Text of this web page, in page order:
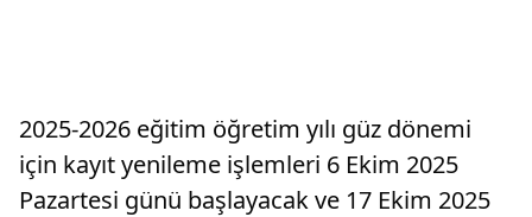
2025-2026 eğitim öğretim yılı güz dönemi
için kayıt yenileme işlemleri 6 Ekim 2025
Pazartesi günü başlayacak ve 17 Ekim 2025